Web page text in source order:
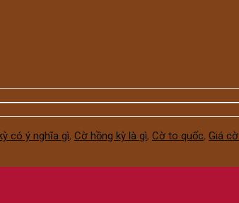
có ý nghĩa gì, Cờ hồng kỳ là gì, Cờ to quốc, Giá